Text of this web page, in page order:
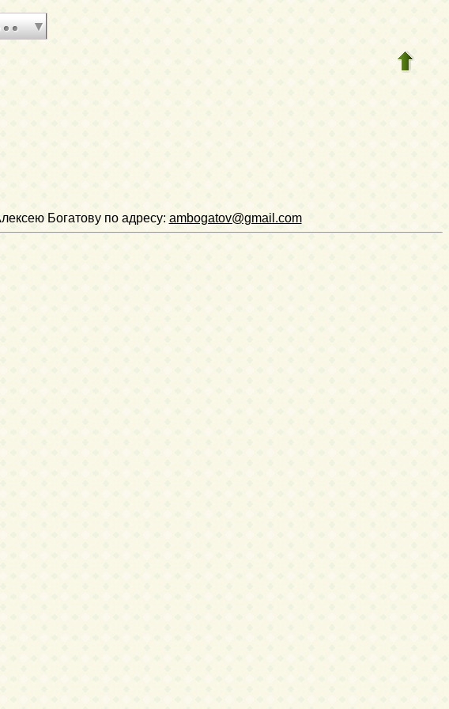
Богатову по адресу: ambogatov@gmail.com